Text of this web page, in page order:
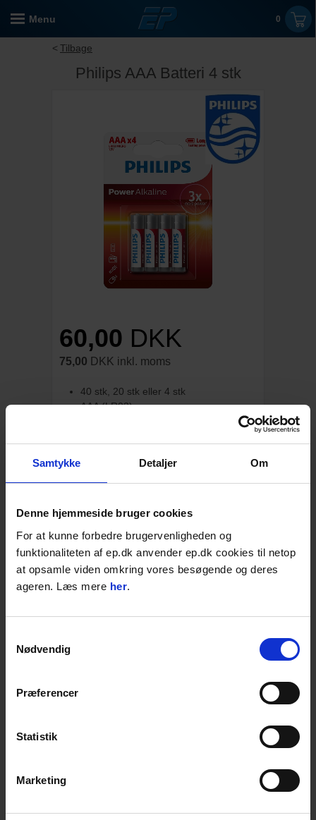
Samtykke Detaljer Om
Denne hjemmeside bruger cookies
For at kunne forbedre brugervenligheden og
funktionaliteten af ep.dk anvender ep.dk cookies til netop
at opsamle viden omkring vores besøgende og deres
ageren. Læs mere her.
Nødvendig
Præferencer
Statistik
Marketing
Menu 0
Tilbage
Philips AAA Batteri 4 stk
60,00 DKK
75,00 DKK inkl. moms
40 stk, 20 stk eller 4 stk
AAA (LR03)
På lager: 1-2 dages levering
PK LÆG I KURVEN